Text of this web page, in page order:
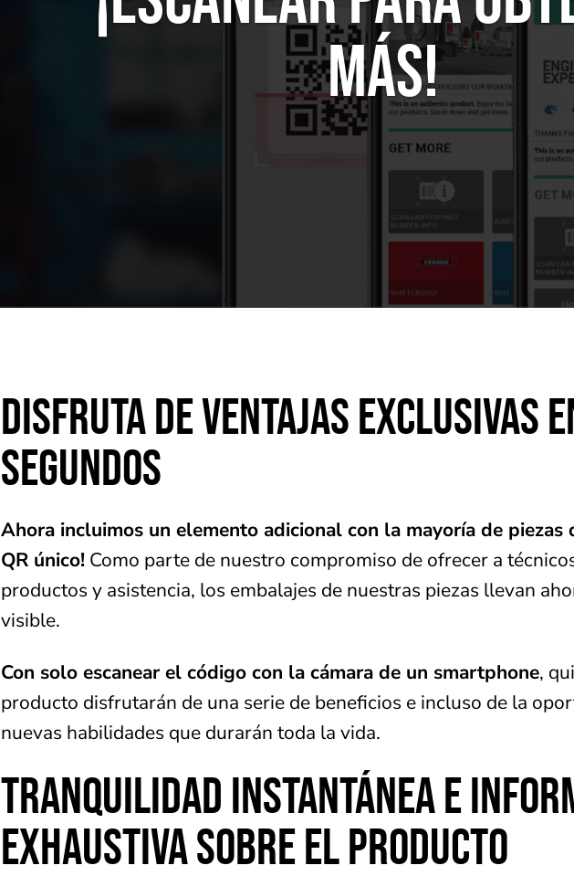
MÁS!
DISFRUTA DE VENTAJAS EXCLUSIVAS
SEGUNDOS
Ahora incluimos un elemento adicional con la mayoría de piezas
QR único! Como parte de nuestro compromiso de ofrecer a
productos y asistencia, los embalajes de nuestras piezas llevan
visible.
Con solo escanear el código con la cámara de un smartphone,
producto disfrutarán de una serie de beneficios e incluso de la
nuevas habilidades que durarán toda la vida.
TRANQUILIDAD INSTANTÁNEA E
EXHAUSTIVA SOBRE EL PRODUCTO